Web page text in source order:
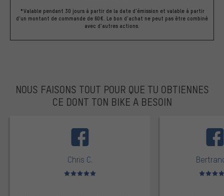
*Valable pendant 30 jours à partir de la date d'émission et valable à partir
d'un montant de commande de 60€. Le bon d'achat ne peut pas être combiné
avec d'autres actions.
NOUS FAISONS TOUT POUR QUE TU OBTIENNES
CE DONT TON BIKE A BESOIN
Chris C.
Note moyenne : 5 sur 5 Note